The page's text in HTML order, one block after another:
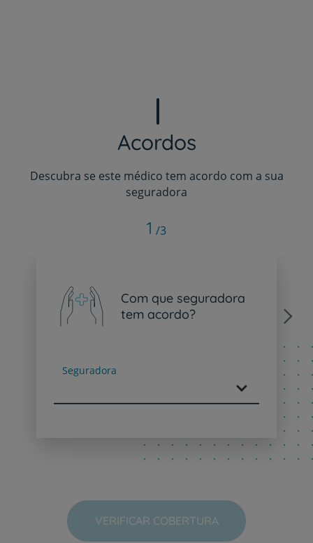
Acordos
Descubra se este médico tem acordo com a sua
seguradora
Com que seguradora
tem acordo?
Seguradora
Next
1 /3
VERIFICAR COBERTURA